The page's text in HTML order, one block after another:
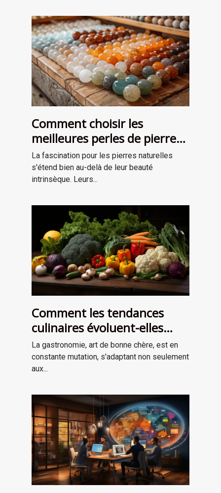
Comment choisir les
meilleures perles de pierre
naturelle pour vos projets de
bijouterie et de lithothérapie
La fascination pour les pierres naturelles
s'étend bien au-delà de leur beauté
intrinsèque. Leurs...
Comment les tendances
culinaires évoluent-elles
avec les saisons ?
La gastronomie, art de bonne chère, est en
constante mutation, s'adaptant non seulement
aux...